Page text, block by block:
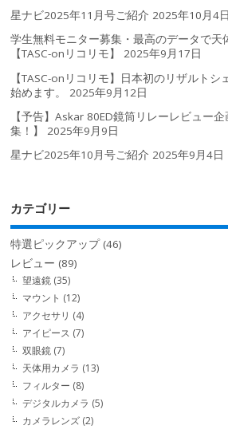
星ナビ2025年11月号ご紹介 2025年10月4日
学生無料モニター募集・最高のデータで天
【TASC-onリコリモ】
2025年9月17日
【TASC-onリコリモ】日本初のリザルト
始めます。
2025年9月12日
【予告】Askar 80ED鏡筒リレーレビュー
集！】
2025年9月9日
星ナビ2025年10月号ご紹介 2025年9月4日
カテゴリー
特選ピックアップ(46)
レビュー (89)
望遠鏡 (35)
マウント (12)
アクセサリ (4)
アイピース (7)
双眼鏡 (7)
天体用カメラ (13)
フィルター (8)
デジタルカメラ (5)
カメラレンズ (2)